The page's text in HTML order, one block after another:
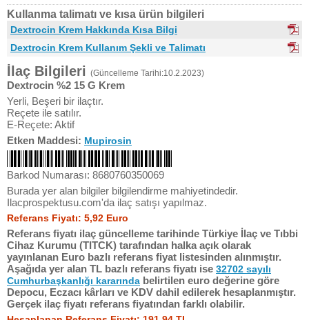
Kullanma talimatı ve kısa ürün bilgileri
Dextrocin Krem Hakkında Kısa Bilgi
Dextrocin Krem Kullanım Şekli ve Talimatı
İlaç Bilgileri (Güncelleme Tarihi:10.2.2023)
Dextrocin %2 15 G Krem
Yerli, Beşeri bir ilaçtır.
Reçete ile satılır.
E-Reçete: Aktif
Etken Maddesi: Mupirosin
Barkod Numarası: 8680760350069
Burada yer alan bilgiler bilgilendirme mahiyetindedir.
Ilacprospektusu.com'da ilaç satışı yapılmaz.
Referans Fiyatı: 5,92 Euro
Referans fiyatı ilaç güncelleme tarihinde Türkiye İlaç ve Tıbbi
Cihaz Kurumu (TITCK) tarafından halka açık olarak
yayınlanan Euro bazlı referans fiyat listesinden alınmıştır.
Aşağıda yer alan TL bazlı referans fiyatı ise 32702 sayılı
Cumhurbaşkanlığı kararında belirtilen euro değerine göre
Depocu, Eczacı kârları ve KDV dahil edilerek hesaplanmıştır.
Gerçek ilaç fiyatı referans fiyatından farklı olabilir.